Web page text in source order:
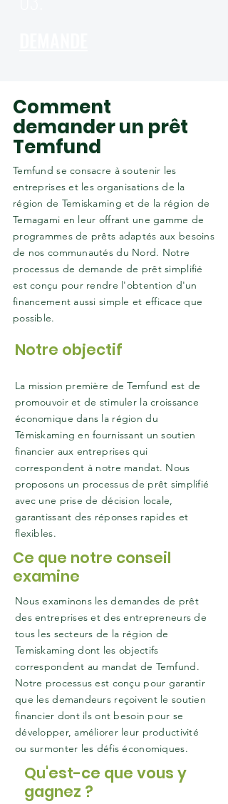
Comment
demander un prêt
Temfund
Temfund se consacre à soutenir les
entreprises et les organisations de la
région de Temiskaming et de la région de
Temagami en leur offrant une gamme de
programmes de prêts adaptés aux besoins
de nos communautés du Nord. Notre
processus de demande de prêt simplifié
est conçu pour rendre l'obtention d'un
financement aussi simple et efficace que
possible.
Notre objectif
La mission première de Temfund est de
promouvoir et de stimuler la croissance
économique dans la région du
Témiskaming en fournissant un soutien
financier aux entreprises qui
correspondent à notre mandat. Nous
proposons un processus de prêt simplifié
avec une prise de décision locale,
garantissant des réponses rapides et
flexibles.
Ce que notre conseil
examine
Nous examinons les demandes de prêt
des entreprises et des entrepreneurs de
tous les secteurs de la région de
Temiskaming dont les objectifs
correspondent au mandat de Temfund.
Notre processus est conçu pour garantir
que les demandeurs reçoivent le soutien
financier dont ils ont besoin pour se
développer, améliorer leur productivité
ou surmonter les défis économiques.
Qu'est-ce que vous y
gagnez ?